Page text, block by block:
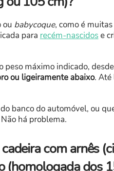
ou babycoque, como é
para recém-nascidose
peso máximo indicado,
ou ligeiramente abaixo. Até
banco do automóvel, ou
há problema.
com arnês
(homologada dos